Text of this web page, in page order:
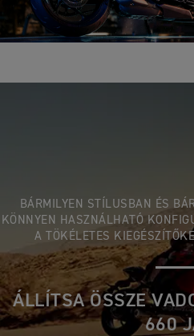
BÁRMILYEN STÍLUSBAN ÉS
KÖNNYEN HASZNÁLHATÓ
A TÖKÉLETES
ÁLLÍTSA ÖSSZE
660